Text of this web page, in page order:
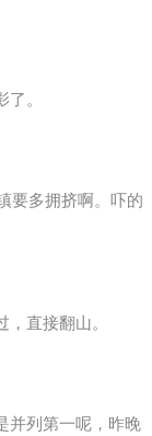
。
要多拥挤啊。吓的
直接翻山。
并列第一呢，昨晚